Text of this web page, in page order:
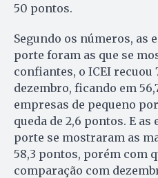
50 pontos.
Segundo os números, as
porte foram as que se
confiantes, o ICEI recuou
dezembro, ficando em
empresas de pequeno
queda de 2,6 pontos. E
porte se mostraram as
58,3 pontos, porém com
comparação com